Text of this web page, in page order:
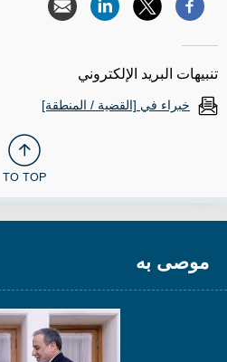
تنبيهات البريد الإلكتروني
خبراء في [القضية / المنطقة]
TO TOP
موصى به